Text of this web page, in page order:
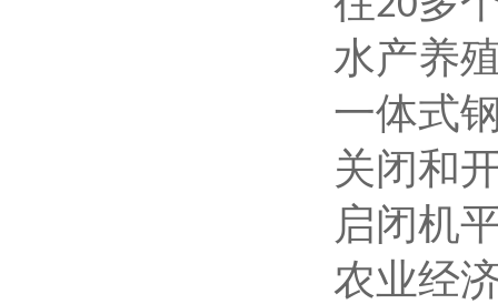
水产
一体式
关闭和
启闭机
农业经